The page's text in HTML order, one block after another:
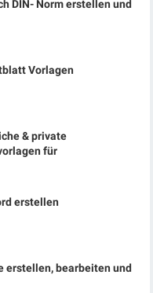
DIN- Norm erstellen und
Vorlagen
& private
für
erstellen
erstellen, bearbeiten und